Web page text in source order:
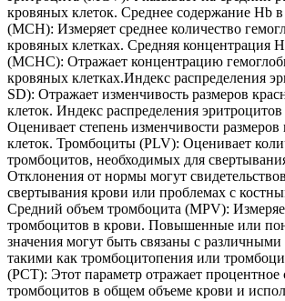
кровяных клеток. Среднее содержание Hb
(MCH): Измеряет среднее количество
кровяных клетках. Средняя концентрация
(MCHC): Отражает концентрацию
кровяных клетках.Индекс распределения
SD): Отражает изменчивость размеров
клеток. Индекс распределения
Оценивает степень изменчивости
клеток. Тромбоциты (PLV): Оценивает
тромбоцитов, необходимых для
Отклонения от нормы могут
свертывания крови или проблемах с
Средний объем тромбоцита (MPV):
тромбоцитов в крови. Повышенные или
значения могут быть связаны с различными
такими как тромбоцитопения или
(PCT): Этот параметр отражает процентное
тромбоцитов в общем объеме крови и